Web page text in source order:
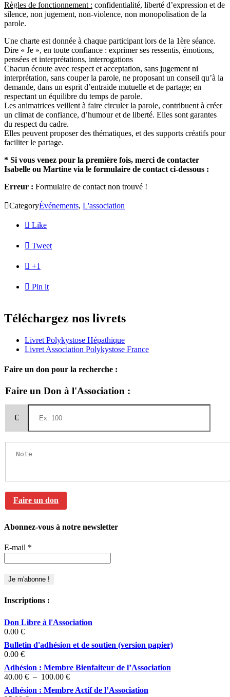
Règles de fonctionnement : confidentialité, liberté d’expression et de
silence, non jugement, non-violence, non monopolisation de la
parole.
Une charte est donnée à chaque participant lors de la 1ère séance.
Dire « Je », en toute confiance : exprimer ses ressentis, émotions,
pensées et interprétations, interrogations
Chacun écoute avec respect et acceptation, sans jugement ni
interprétation, sans couper la parole, ne proposant un conseil qu’à la
demande, dans un esprit d’entraide mutuelle et de partage; en
respectant un équilibre du temps de parole.
Les animatrices veillent à faire circuler la parole, contribuent à créer
un climat de confiance, d’humour et de liberté. Elles sont garantes
du respect du cadre.
Elles peuvent proposer des thématiques, et des supports créatifs pour
faciliter le partage.
* Si vous venez pour la première fois, ​merci de contacter
Isabelle ou Martine via le formulaire de contact ci-dessous :
Erreur : Formulaire de contact non trouvé !
CategoryÉvénements, L'association
 Like
 Tweet
 +1
 Pin it
Téléchargez nos livrets
Livret Polykystose Hépathique
Livret Association Polykystose France
Faire un don pour la recherche :
Faire un Don à l'Association :
€
Faire un don
Abonnez-vous à notre newsletter
E-mail *
Inscriptions :
Don Libre à l'Association
0.00 €
Bulletin d'adhésion et de soutien (version papier)
0.00 €
Adhésion : Membre Bienfaiteur de l’Association
40.00 € – 100.00 €Plage
prix :
Adhésion : Membre Actif de l’Association